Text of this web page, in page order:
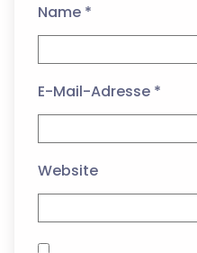
Name *
E-Mail-Adresse *
Website